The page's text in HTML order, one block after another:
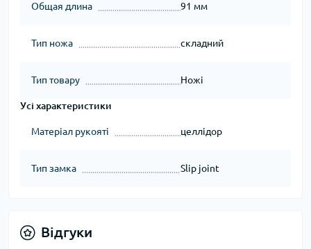
Общая длина 91 мм
Тип ножа складний
Тип товару Ножі
Усі характеристики
Матеріал рукояті целлідор
Тип замка Slip joint
Відгуки